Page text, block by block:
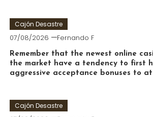
Cajón Desastre
07/08/2026 Fernando F
Remember that the newest online
the market have a tendency to first
aggressive acceptance bonuses to
Cajón Desastre